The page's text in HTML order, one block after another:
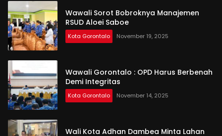
Wawali Sorot Bobroknya Manajemen
RSUD Aloei Saboe
Kota Gorontalo November 19, 2025
Wawali Gorontalo : OPD Harus Berbenah
Demi Integritas
Kota Gorontalo November 14, 2025
Wali Kota Adhan Dambea Minta Lahan